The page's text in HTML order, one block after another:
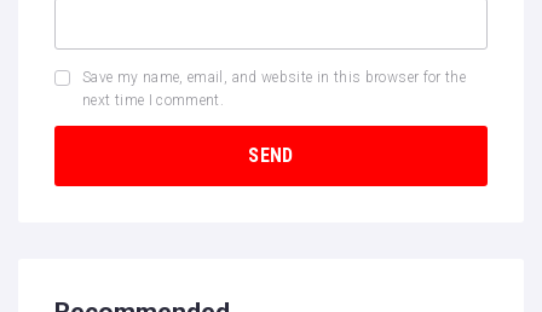
Save my name, email, and website in this browser for the
next time I comment.